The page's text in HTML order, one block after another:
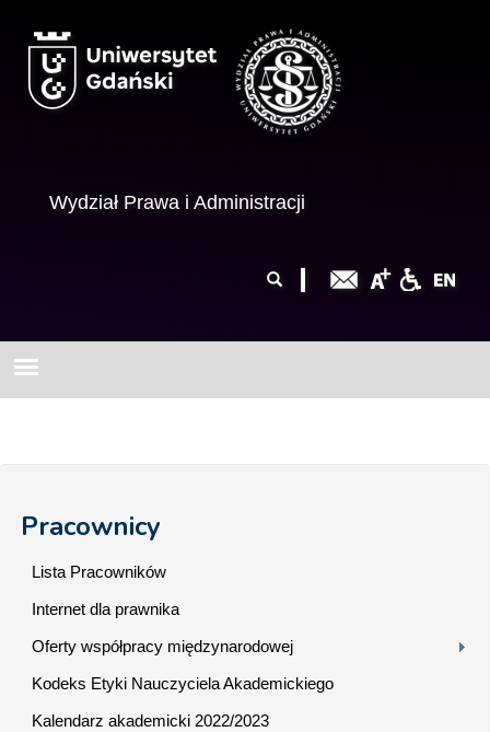
Wydział Prawa i Administracji
wyszukiwania
Pracownicy
Lista Pracowników
Internet dla prawnika
Oferty współpracy międzynarodowej
Kodeks Etyki Nauczyciela Akademickiego
Kalendarz akademicki 2022/2023